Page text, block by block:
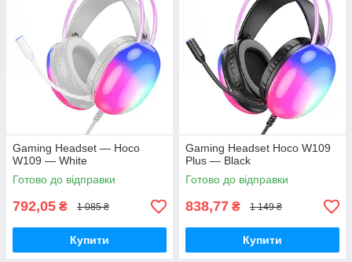
Gaming Headset — Hoco
W109 — White
Готово до відправки
792,05 ₴ 1 085 ₴
Купити
Gaming Headset Hoco W109
Plus — Black
Готово до відправки
838,77 ₴ 1 149 ₴
Купити